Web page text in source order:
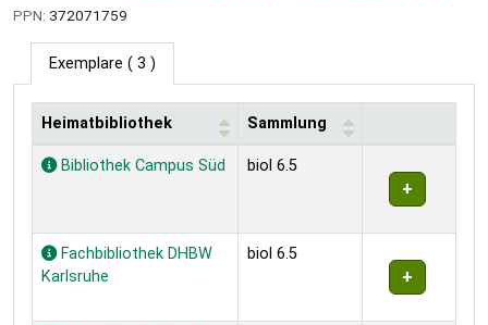
PPN: 372071759
Exemplare ( 3 )
Exemplare
Heimatbibliothek Sammlung
Bibliothek Campus Süd biol 6.5
Fachbibliothek DHBW
Karlsruhe
biol 6.5